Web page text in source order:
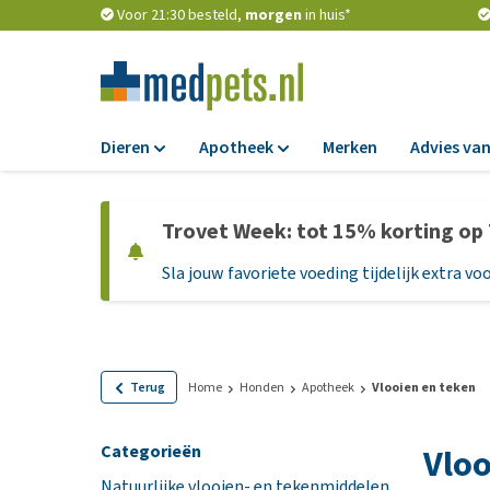
Voor 21:30 besteld, morgen in huis*
Dieren
Hondenbrokken
Natvoer
Graanvrij
Glutenvrij
Apotheek
Vlooien en teken
Ontworming
Probiotica en
Medische
Merken Advies
Trovet Week: tot 15% korting
Sla jouw favoriete voeding tijdelijk extra
Terug Home Honden Apotheek Vlooien en teken
Categorieën